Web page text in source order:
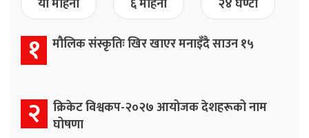
१ मौलिक संस्कृतिः खिर खाएर मनाइँदै साउन १५
२ क्रिकेट विश्वकप-२०२७ आयोजक देशहरूको नाम
घोषणा